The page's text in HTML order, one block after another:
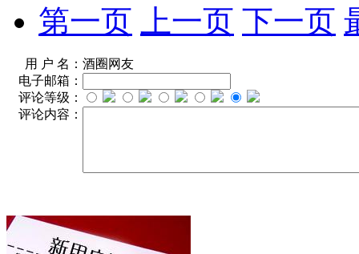
第一页 上一页 下一页
用 户 名： 酒圈网友
电子邮箱：
评论等级：
评论内容：